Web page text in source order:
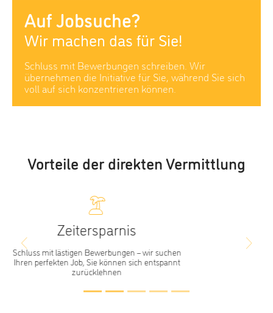
Auf Jobsuche?
Wir machen das für Sie!
Schluss mit Bewerbungen schreiben. Wir
übernehmen die Initiative für Sie, während Sie sich
voll auf sich konzentrieren können.
Vorteile der direkten Vermittlung
Kostenfrei
Für unsere Dienstleistung entstehen für Sie als
Bewerber keinerlei Kosten oder Bindungen
Previous Next